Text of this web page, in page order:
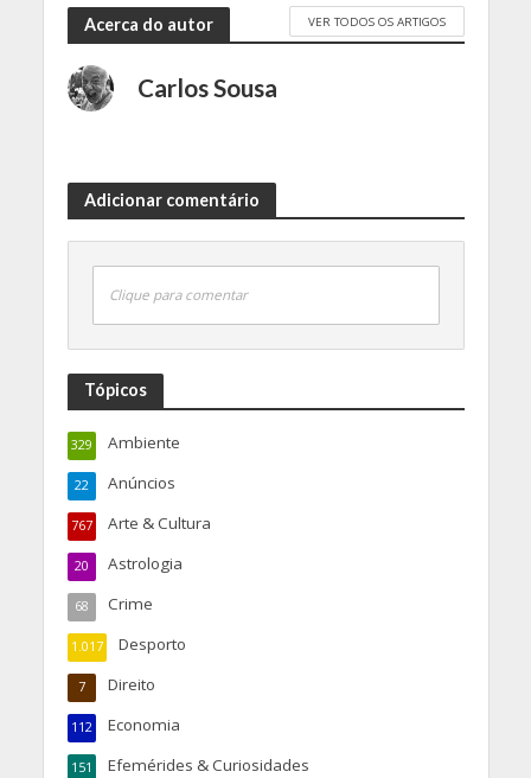
Acerca do autor VER TODOS OS ARTIGOS
Carlos Sousa
Adicionar comentário
Clique para comentar
Tópicos
Ambiente
329
Anúncios
22
Arte & Cultura
767
Astrologia
20
Crime
68
Desporto
1.017
Direito
7
Economia
112
Efemérides & Curiosidades
151